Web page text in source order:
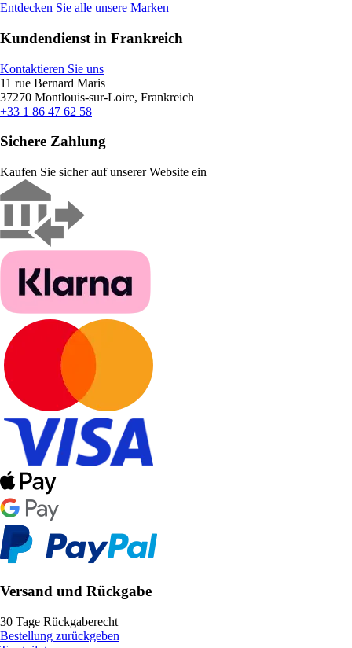
Entdecken Sie alle unsere Marken
Kundendienst in Frankreich
Kontaktieren Sie uns
11 rue Bernard Maris
37270 Montlouis-sur-Loire, Frankreich
+33 1 86 47 62 58
Sichere Zahlung
Kaufen Sie sicher auf unserer Website ein
Versand und Rückgabe
30 Tage Rückgaberecht
Bestellung zurückgeben